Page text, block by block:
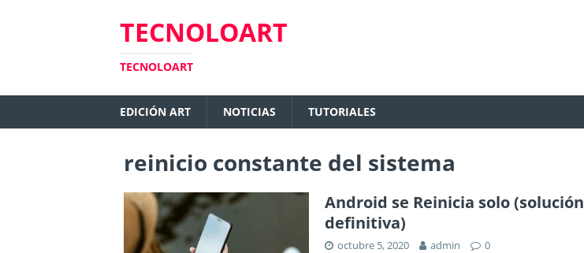
TECNOLOART
TECNOLOART
EDICIÓN ART NOTICIAS TUTORIALES
reinicio constante del sistema
Android se Reinicia solo (solución
definitiva)
octubre 5, 2020 admin 0